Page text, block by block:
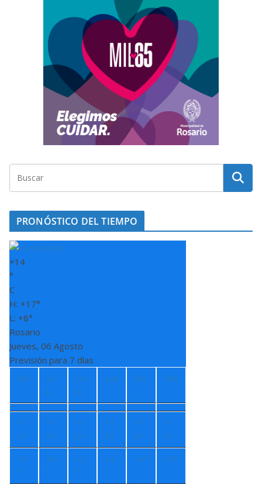
PRONÓSTICO DEL TIEMPO
+14
°
C
H: +17°
L: +8°
Rosario
Jueves, 06 Agosto
Previsión para 7 días
Vie
Sá
b
Do
m
Lun
Ma
r
Mié
+1
4°
+1
5°
+1
5°
+1
3°
+1
3°
+1
1°
+5
°
+6
°
+5
°
+4
°
+4° +5°